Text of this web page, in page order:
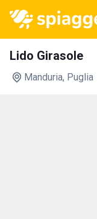
Lido Girasole
Manduria, Puglia